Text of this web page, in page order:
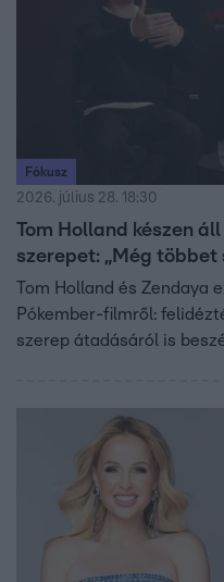
Fókusz
2026. július 28. 18:30
Tom Holland készen
szerepet: „Még
Tom Holland és
Pókember-filmről:
szerep átadásáról is